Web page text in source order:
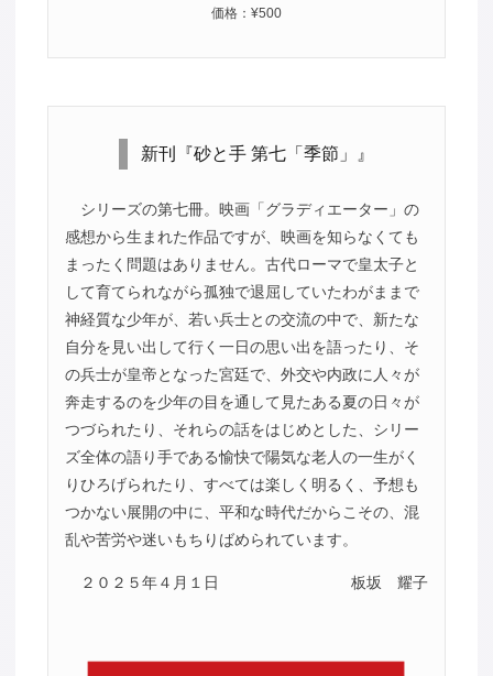
価格：¥500
新刊『砂と手 第七「季節」』
シリーズの第七冊。映画「グラディエーター」の
感想から生まれた作品ですが、映画を知らなくても
まったく問題はありません。古代ローマで皇太子と
して育てられながら孤独で退屈していたわがままで
神経質な少年が、若い兵士との交流の中で、新たな
自分を見い出して行く一日の思い出を語ったり、そ
の兵士が皇帝となった宮廷で、外交や内政に人々が
奔走するのを少年の目を通して見たある夏の日々が
つづられたり、それらの話をはじめとした、シリー
ズ全体の語り手である愉快で陽気な老人の一生がく
りひろげられたり、すべては楽しく明るく、予想も
つかない展開の中に、平和な時代だからこその、混
乱や苦労や迷いもちりばめられています。
２０２５年４月１日 板坂 耀子